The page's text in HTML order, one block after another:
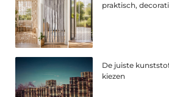
praktisch,
De juiste
kiezen